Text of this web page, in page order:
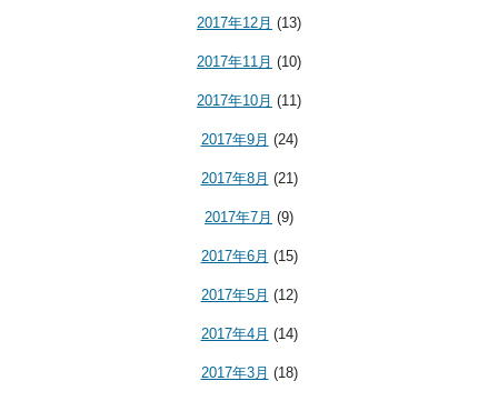
2017年12月 (13)
2017年11月 (10)
2017年10月 (11)
2017年9月 (24)
2017年8月 (21)
2017年7月 (9)
2017年6月 (15)
2017年5月 (12)
2017年4月 (14)
2017年3月 (18)